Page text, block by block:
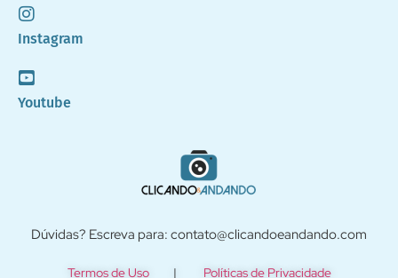
Instagram
Youtube
Dúvidas? Escreva para: contato@clicandoeandando.com
Termos de Uso| Políticas de Privacidade